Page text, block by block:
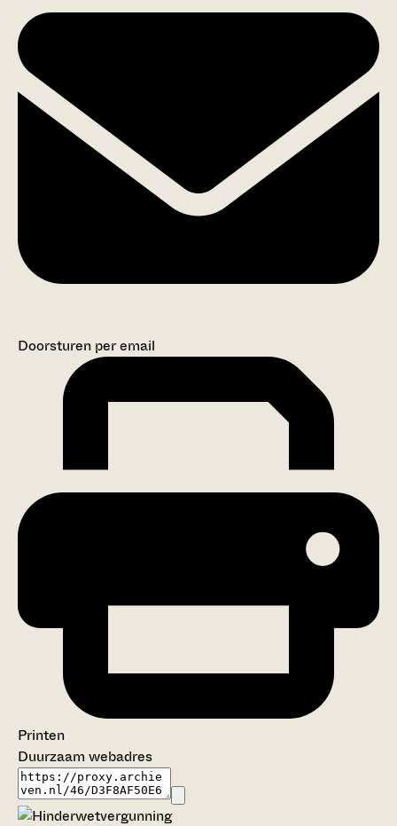
Doorsturen per email
Printen
Duurzaam webadres